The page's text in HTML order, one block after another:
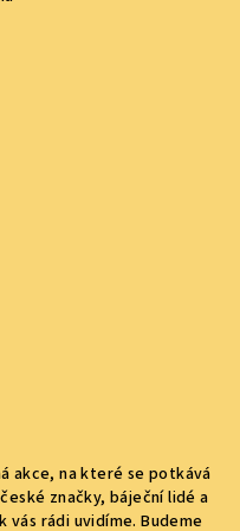
akce, na které se potkává
značky, báječní lidé a
rádi uvidíme. Budeme